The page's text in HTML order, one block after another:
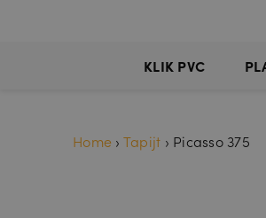
KLIK PVC
Home › Tapijt › Picasso 375